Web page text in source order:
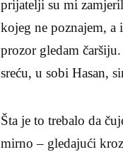
prijatelji su mi
kojeg ne poznajem, a
prozor gledam
sreću, u sobi Ha­san,
Šta je to trebalo da
mirno – gledajući